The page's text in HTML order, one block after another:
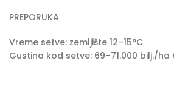
PREPORUKA
Vreme setve: zemljište 12–15°C
Gustina kod setve: 69–71.000 bilj./